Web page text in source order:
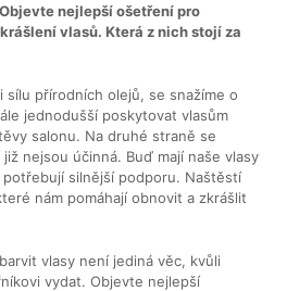
nejlepší ošetření pro
vlasů. Která z nich stojí za
sílu přírodních olejů, se snažíme o
jednodušší poskytovat vlasům
salonu. Na druhé straně se
nejsou účinná. Buď mají naše vlasy
silnější podporu. Naštěstí
nám pomáhají obnovit a zkrášlit
vlasy není jediná věc, kvůli
vydat. Objevte nejlepší